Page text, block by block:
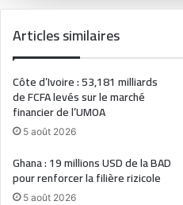
Articles similaires
Côte d’Ivoire : 53,181 milliards
de FCFA levés sur le marché
financier de l’UMOA
5 août 2026
Ghana : 19 millions USD de la BAD
pour renforcer la filière rizicole
5 août 2026